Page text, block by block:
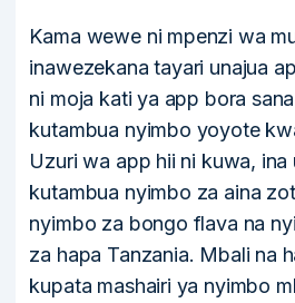
Kama wewe ni mpenzi wa
inawezekana tayari unajua
ni moja kati ya app bora
kutambua nyimbo yoyote
Uzuri wa app hii ni kuwa,
kutambua nyimbo za aina
nyimbo za bongo flava na
za hapa Tanzania. Mbali na
kupata mashairi ya nyimbo